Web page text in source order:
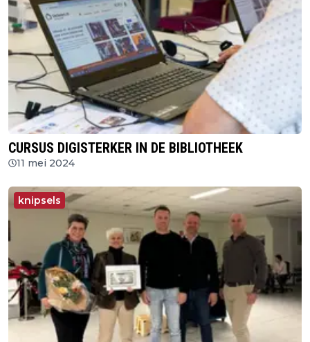
CURSUS DIGISTERKER IN DE BIBLIOTHEEK
11 mei 2024
knipsels